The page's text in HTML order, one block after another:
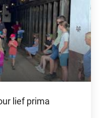
lief prima